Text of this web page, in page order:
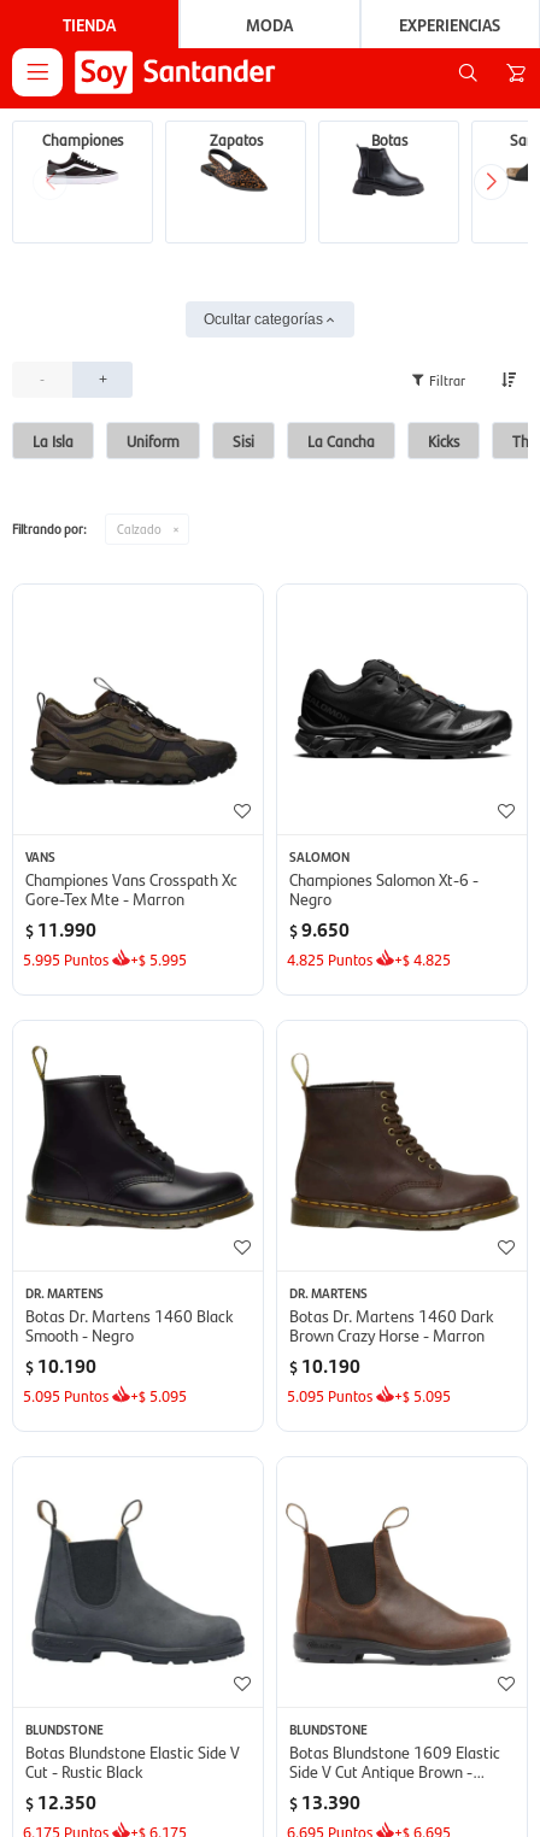
TIENDA MODA EXPERIENCIAS

Championes Zapatos Botas
Ocultar categorías
- +
La Isla Uniform Sisi La Cancha Kicks
Filtrando por: Calzado
VANS
Championes Vans Crosspath Xc
Gore-Tex Mte - Marron
$ 11.990
5.995 Puntos +$ 5.995
SALOMON
Championes Salomon Xt-6 -
Negro
$9.650
4.825 Puntos +$4.825
DR. MARTENS
Botas Dr. Martens 1460 Black
Smooth - Negro
$ 10.190
5.095 Puntos +$ 5.095
DR. MARTENS
Botas Dr. Martens 1460 Dark
Brown Crazy Horse - Marron
$ 10.190
5.095 Puntos +$ 5.095
BLUNDSTONE
Botas Blundstone Elastic Side V
Cut - Rustic Black
$ 12.350
6.175 Puntos +$6.175
BLUNDSTONE
Botas Blundstone 1609 Elastic
Side V Cut Antique Brown -
$ 13.390
6.695 Puntos +$6.695